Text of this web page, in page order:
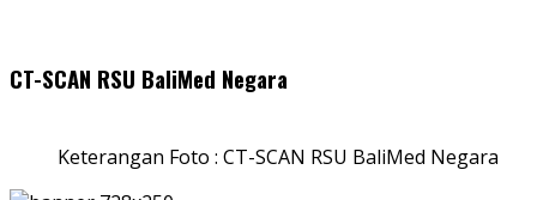
CT-SCAN RSU BaliMed Negara
Keterangan Foto : CT-SCAN RSU BaliMed Negara